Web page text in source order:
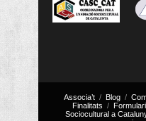
Associa’t Blog
Finalitats
Formulari
Sociocultural a